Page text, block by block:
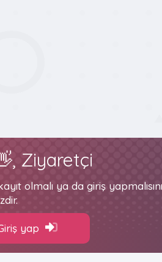
Ziyaretçi
olmalı ya da giriş
yap